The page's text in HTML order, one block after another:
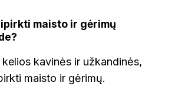
maisto ir gėrimų
kavinės ir užkandinės,
maisto ir gėrimų.